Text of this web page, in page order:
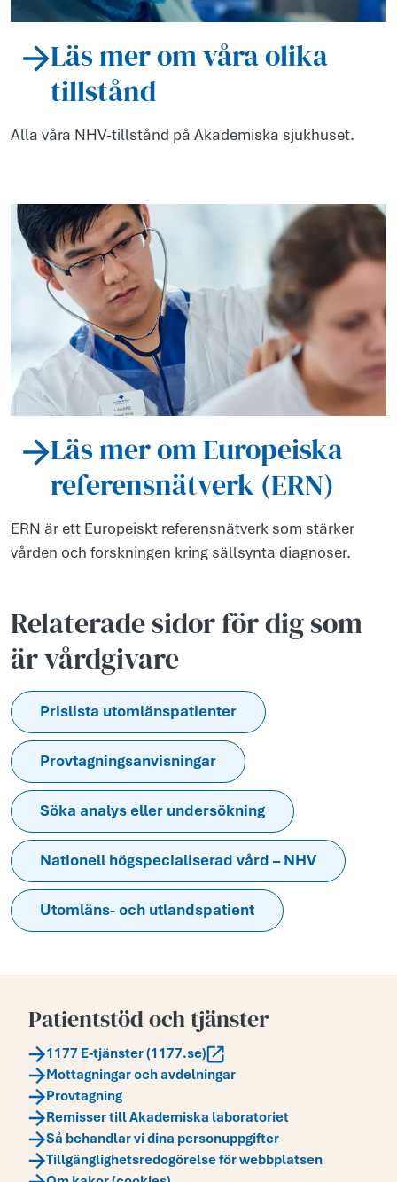
Läs mer om våra olika
tillstånd
Alla våra NHV-tillstånd på Akademiska sjukhuset.
Läs mer om Europeiska
referensnätverk (ERN)
ERN är ett Europeiskt referensnätverk som stärker
vården och forskningen kring sällsynta diagnoser.
Relaterade sidor för dig som
är vårdgivare
Prislista utomlänspatienter
Provtagningsanvisningar
Söka analys eller undersökning
Nationell högspecialiserad vård – NHV
Utomläns- och utlandspatient
Patientstöd och tjänster
1177 E-tjänster (1177.se)
Mottagningar och avdelningar
Provtagning
Remisser till Akademiska laboratoriet
Så behandlar vi dina personuppgifter
Tillgänglighetsredogörelse för webbplatsen